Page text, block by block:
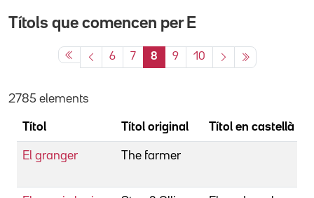
Títols que comencen per E
6 7 8 9 10
2785 elements
Títol Títol original Títol en castellà
El granger The farmer